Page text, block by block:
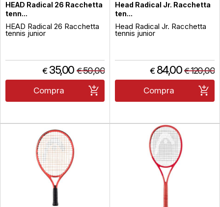
HEAD Radical 26 Racchetta
tenn...
HEAD Radical 26 Racchetta
tennis junior
€ 35,00 €50,00
Compra
Head Radical Jr. Racchetta
ten...
Head Radical Jr. Racchetta
tennis junior
€ 84,00 €120,00
Compra